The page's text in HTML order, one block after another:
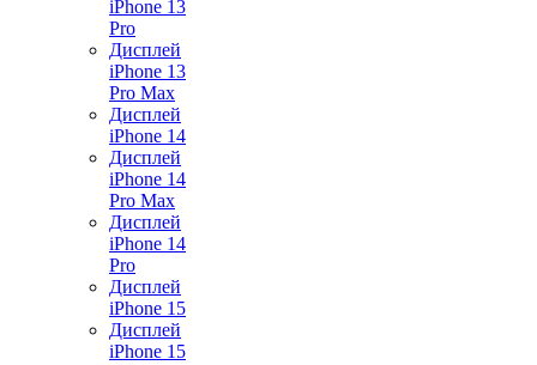
iPhone 13
Pro
Дисплей
iPhone 13
Pro Max
Дисплей
iPhone 14
Дисплей
iPhone 14
Pro Max
Дисплей
iPhone 14
Pro
Дисплей
iPhone 15
Дисплей
iPhone 15